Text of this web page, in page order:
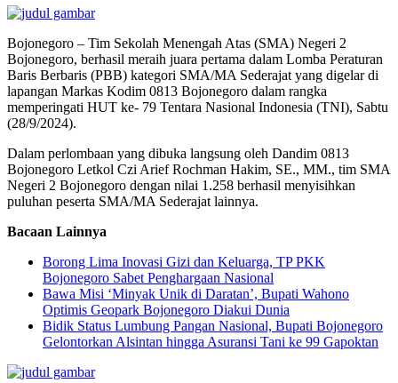
Bojonegoro – Tim Sekolah Menengah Atas (SMA) Negeri 2
Bojonegoro, berhasil meraih juara pertama dalam Lomba Peraturan
Baris Berbaris (PBB) kategori SMA/MA Sederajat yang digelar di
lapangan Markas Kodim 0813 Bojonegoro dalam rangka
memperingati HUT ke- 79 Tentara Nasional Indonesia (TNI), Sabtu
(28/9/2024).
Dalam perlombaan yang dibuka langsung oleh Dandim 0813
Bojonegoro Letkol Czi Arief Rochman Hakim, SE., MM., tim SMA
Negeri 2 Bojonegoro dengan nilai 1.258 berhasil menyisihkan
puluhan peserta SMA/MA Sederajat lainnya.
Bacaan Lainnya
Borong Lima Inovasi Gizi dan Keluarga, TP PKK
Bojonegoro Sabet Penghargaan Nasional
Bawa Misi ‘Minyak Unik di Daratan’, Bupati Wahono
Optimis Geopark Bojonegoro Diakui Dunia
Bidik Status Lumbung Pangan Nasional, Bupati Bojonegoro
Gelontorkan Alsintan hingga Asuransi Tani ke 99 Gapoktan